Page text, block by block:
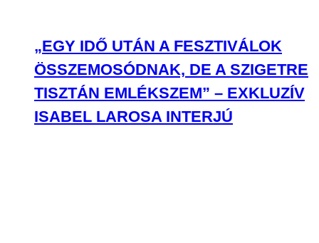
„EGY IDŐ UTÁN A FESZTIVÁLOK
ÖSSZEMOSÓDNAK, DE A SZIGETRE
TISZTÁN EMLÉKSZEM” – EXKLUZÍV
ISABEL LAROSA INTERJÚ